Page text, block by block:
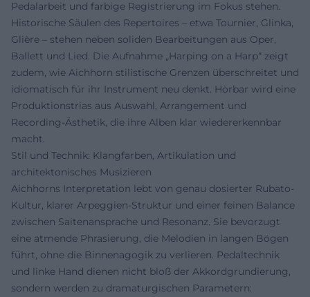
Pedalarbeit und farbige Registrierung im Fokus stehen.
Historische Säulen des Repertoires – etwa Tournier, Glinka,
Glière – stehen neben soliden Bearbeitungen aus Oper,
Ballett und Lied. Die Aufnahme „Harping on a Harp“ zeigt
zudem, wie Aichhorn stilistische Grenzen überschreitet und
idiomatisch für ihr Instrument neu denkt. Hörbar wird eine
Produktionstrias aus Auswahl, Arrangement und
Recording-Ästhetik, die ihre Alben klar wiedererkennbar
macht.
Stil und Technik: Klangfarben, Artikulation und
architektonisches Musizieren
Aichhorns Interpretation lebt von genau dosierter Rubato-
Kultur, klarer Arpeggien-Struktur und einer feinen Balance
zwischen Saitenansprache und Resonanz. Sie bevorzugt
eine atmende Phrasierung, die Melodien in langen Bögen
führt, ohne die Binnenagogik zu verlieren. Pedaltechnik
und linke Hand dienen nicht bloß der Akkordgrundierung,
sondern werden zu dramaturgischen Parametern: